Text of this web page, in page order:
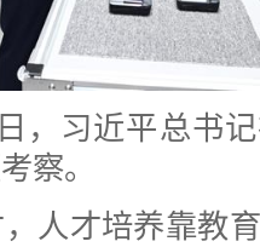
习近平总书记
察。
才培养靠教育